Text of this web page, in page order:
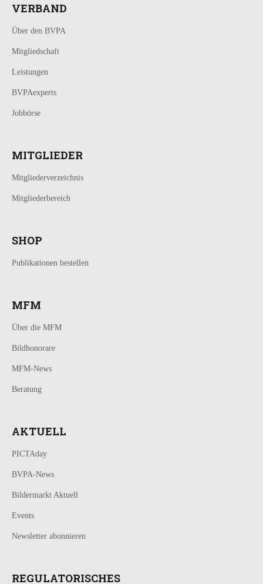
VERBAND
Über den BVPA
Mitgliedschaft
Leistungen
BVPAexperts
Jobbörse
MITGLIEDER
Mitgliederverzeichnis
Mitgliederbereich
SHOP
Publikationen bestellen
MFM
Über die MFM
Bildhonorare
MFM-News
Beratung
AKTUELL
PICTAday
BVPA-News
Bildermarkt Aktuell
Events
Newsletter abonnieren
REGULATORISCHES